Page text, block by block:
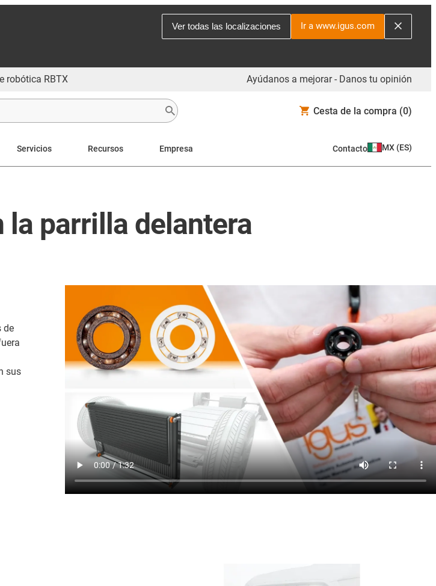
Ver todas las localizaciones Ir a www.igus.com
robótica RBTX Ayúdanos a mejorar - Danos tu opinión
Cesta de la compra (0)
Servicios Recursos Empresa Contacto MX (ES)
la parrilla delantera
de
sus